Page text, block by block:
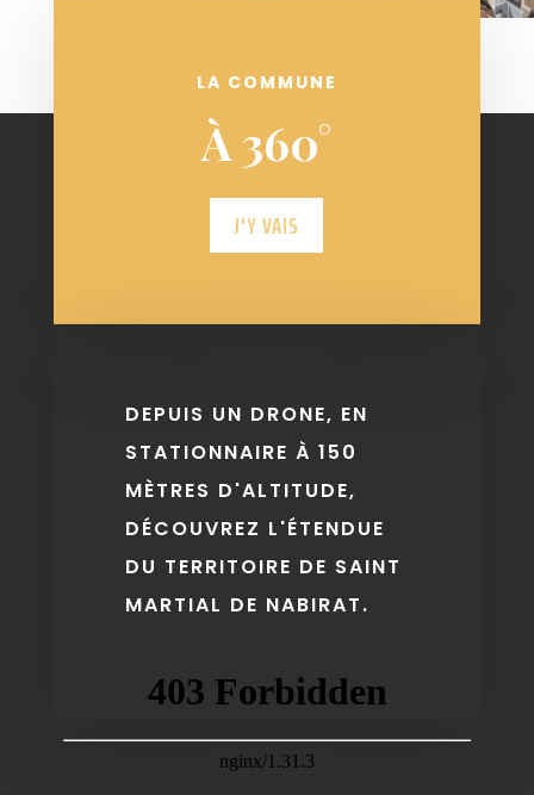
LA COMMUNE
À 360°
J'Y VAIS
DEPUIS UN DRONE, EN
STATIONNAIRE À 150
MÈTRES D'ALTITUDE,
DÉCOUVREZ L'ÉTENDUE
DU TERRITOIRE DE SAINT
MARTIAL DE NABIRAT.